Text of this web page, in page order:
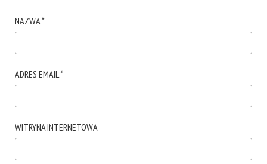
NAZWA*
ADRES EMAIL*
WITRYNA INTERNETOWA